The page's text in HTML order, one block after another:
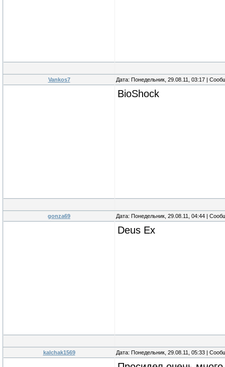
Vankos7 Дата: Понедельник, 29.08.11, 03:17 |
BioShock
gonza69 Дата: Понедельник, 29.08.11, 04:44 |
Deus Ex
kalchak1569 Дата: Понедельник, 29.08.11, 05:33 |